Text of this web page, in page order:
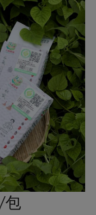
糧
品
真心話
合國
案
育
土農糧
題
廢
包